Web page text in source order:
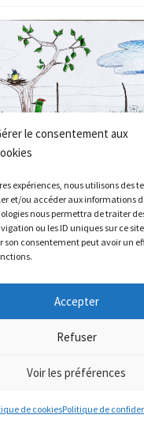
le consentement aux
expériences, nous utilisons des
et/ou accéder aux informations
nous permettra de traiter
ou les ID uniques sur ce
son consentement peut avoir un
Accepter
Refuser
Voir les préférences
de cookiesPolitique de
des petits prix
une activité qui va
(ou dans une photo),
faut une image qui plaise.